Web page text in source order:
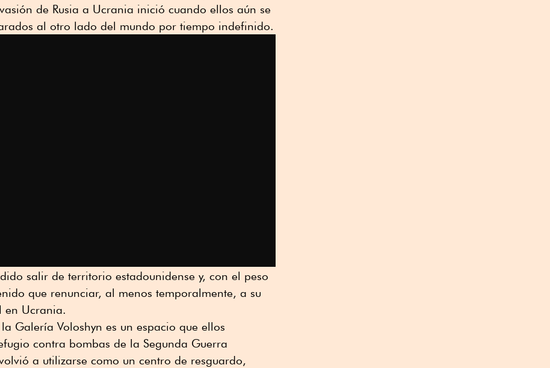
de Rusia a Ucrania inició cuando ellos aún se
al otro lado del mundo por tiempo indefinido.
salir de territorio estadounidense y, con el peso
que renunciar, al menos temporalmente, a su
en Ucrania.
Galería Voloshyn es un espacio que ellos
contra bombas de la Segunda Guerra
a utilizarse como un centro de resguardo,